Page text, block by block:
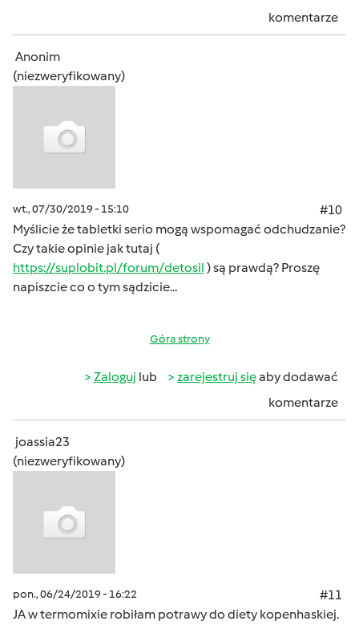
komentarze
Anonim
(niezweryfikowany)
wt., 07/30/2019 - 15:10
#10
Myślicie że tabletki serio mogą wspomagać odchudzanie?
Czy takie opinie jak tutaj (
https://suplobit.pl/forum/detosil ) są prawdą? Proszę
napiszcie co o tym sądzicie...
Góra strony
Zaloguj lub zarejestruj sięaby dodawać
komentarze
joassia23
(niezweryfikowany)
pon., 06/24/2019 - 16:22
#11
JA w termomixie robiłam potrawy do diety kopenhaskiej.